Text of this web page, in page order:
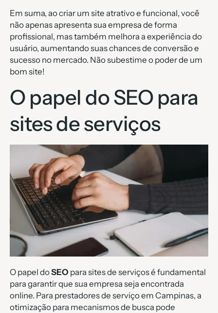
Em suma, ao criar um site atrativo e funcional, você
não apenas apresenta sua empresa de forma
profissional, mas também melhora a experiência do
usuário, aumentando suas chances de conversão e
sucesso no mercado. Não subestime o poder de um
bom site!
O papel do SEO para
sites de serviços
O papel doSEO para sites de serviços é fundamental
para garantir que sua empresa seja encontrada
online. Para prestadores de serviço em Campinas, a
otimização para mecanismos de busca pode